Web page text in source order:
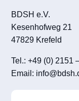
BDSH e.V.
Kesenhofweg 21
47829 Krefeld
Tel.: +49 (0) 2151
Email: